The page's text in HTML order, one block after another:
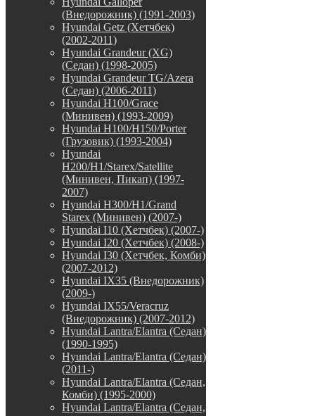
(Внедорожник) (1991-2003)
Hyundai Getz (Хетчбек)
(2002-2011)
Hyundai Grandeur (XG)
(Седан) (1998-2005)
Hyundai Grandeur TG/Azera
(Седан) (2006-2011)
Hyundai H100/Grace
(Минивен) (1993-2009)
Hyundai H100/H150/Porter
(Грузовик) (1993-2004)
Hyundai
H200/H1/Starex/Satellite
(Минивен, Пикап) (1997-
2007)
Hyundai H300/H1/Grand
Starex (Минивен) (2007-)
Hyundai I10 (Хетчбек) (2007-)
Hyundai I20 (Хетчбек) (2008-)
Hyundai I30 (Хетчбек, Комби)
(2007-2012)
Hyundai IX35 (Внедорожник)
(2009-)
Hyundai IX55/Veracruz
(Внедорожник) (2007-2012)
Hyundai Lantra/Elantra (Седан)
(1990-1995)
Hyundai Lantra/Elantra (Седан)
(2011-)
Hyundai Lantra/Elantra (Седан,
Комби) (1995-2000)
Hyundai Lantra/Elantra (Седан,